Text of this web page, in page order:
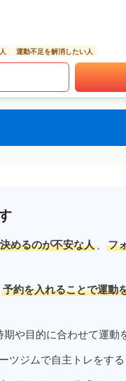
運動不足を解消したい人
めるのが不安な人 、
フ
予約を入れることで運動
期や目的に合わせて運動
ジムで自主トレをする